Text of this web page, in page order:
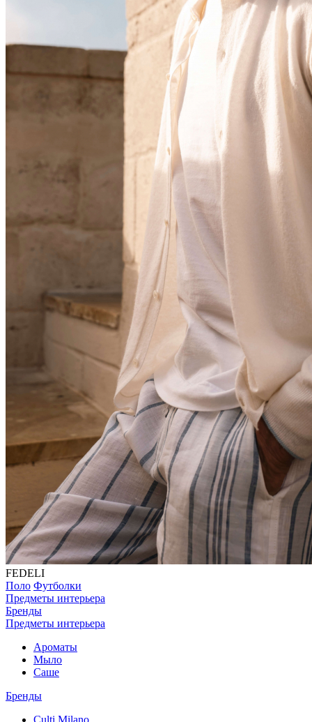
FEDELI
Поло Футболки
Предметы интерьера
Бренды
Предметы интерьера
Ароматы
Мыло
Саше
Бренды
Culti Milano